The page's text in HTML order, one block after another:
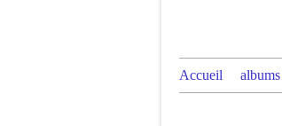
Accueil albums